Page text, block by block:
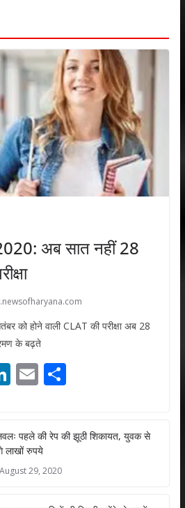
अब सात नहीं 28
को होने वाली CLAT की परीक्षा अब 28
के बढ़ते
Li
e
dI
n
E
l
S
e
पहले की रेप की झूठी शिकायत, युवक से
लाखों रुपये
August 29, 2020